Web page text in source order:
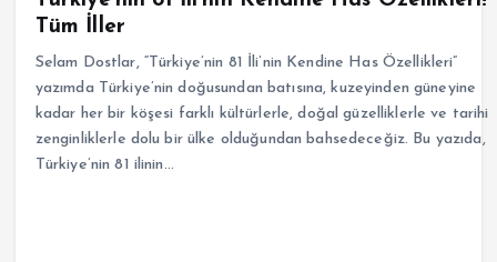
Tüm İller
Selam Dostlar, “Türkiye’nin 81 İli’nin Kendine Has Özellikleri”
yazımda Türkiye’nin doğusundan batısına, kuzeyinden güneyine
kadar her bir köşesi farklı kültürlerle, doğal güzelliklerle ve tarihi
zenginliklerle dolu bir ülke olduğundan bahsedeceğiz. Bu yazıda,
Türkiye’nin 81 ilinin…